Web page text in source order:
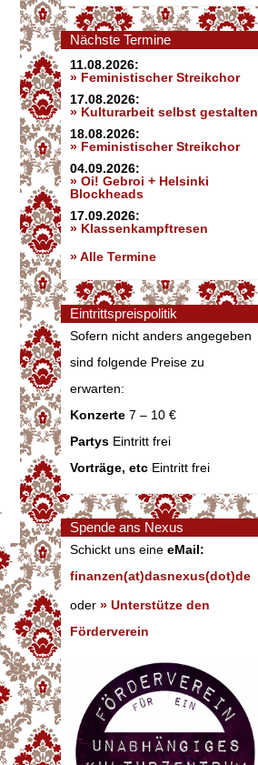
Nächste Termine
11.08.2026:
» Feministischer Streikchor
17.08.2026:
» Kulturarbeit selbst gestalten
18.08.2026:
» Feministischer Streikchor
04.09.2026:
» Oi! Gebroi + Helsinki
Blockheads
17.09.2026:
» Klassenkampftresen
» Alle Termine
Eintrittspreispolitik
Sofern nicht anders angegeben
sind folgende Preise zu
erwarten:
Konzerte 7 – 10 €
Partys Eintritt frei
Vorträge, etc Eintritt frei
Spende ans Nexus
Schickt uns eine eMail:
finanzen(at)dasnexus(dot)de
oder » Unterstütze den
Förderverein